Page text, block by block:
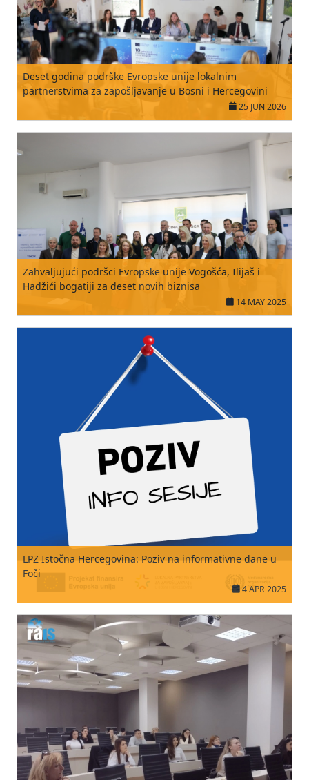
Deset godina podrške Evropske unije lokalnim
partnerstvima za zapošljavanje u Bosni i Hercegovini
25 JUN 2026
Zahvaljujući podršci Evropske unije Vogošća, Ilijaš i
Hadžići bogatiji za deset novih biznisa
14 MAY 2025
LPZ Istočna Hercegovina: Poziv na informativne dane u
Foči
4 APR 2025